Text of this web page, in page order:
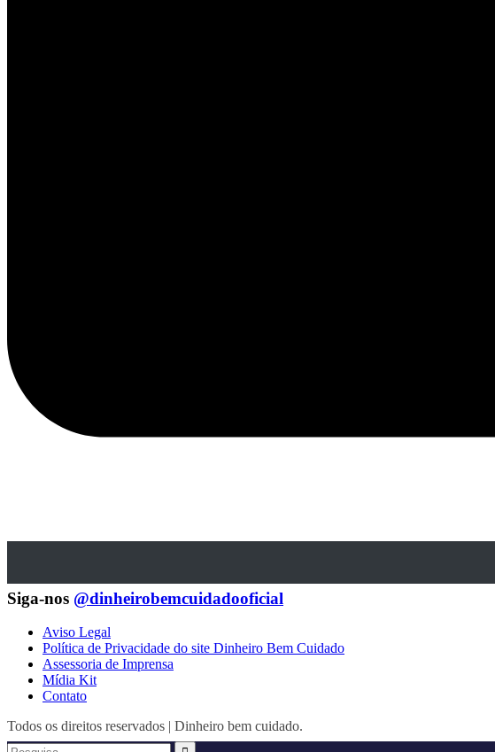
Siga-nos @dinheirobemcuidadooficial
Aviso Legal
Política de Privacidade do site Dinheiro Bem Cuidado
Assessoria de Imprensa
Mídia Kit
Contato
Todos os direitos reservados | Dinheiro bem cuidado.